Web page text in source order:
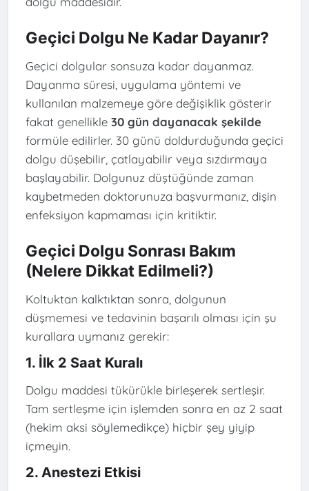
Geçici Dolgu Ne Kadar Dayanır?
Geçici dolgular sonsuza kadar dayanmaz.
Dayanma süresi, uygulama yöntemi ve
kullanılan malzemeye göre değişiklik gösterir
fakat genellikle 30 gün dayanacak şekilde
formüle edilirler. 30 günü doldurduğunda geçici
dolgu düşebilir, çatlayabilir veya sızdırmaya
başlayabilir. Dolgunuz düştüğünde zaman
kaybetmeden doktorunuza başvurmanız, dişin
enfeksiyon kapmaması için kritiktir.
Geçici Dolgu Sonrası Bakım
(Nelere Dikkat Edilmeli?)
Koltuktan kalktıktan sonra, dolgunun
düşmemesi ve tedavinin başarılı olması için şu
kurallara uymanız gerekir:
1. İlk 2 Saat Kuralı
Dolgu maddesi tükürükle birleşerek sertleşir.
Tam sertleşme için işlemden sonra en az 2 saat
(hekim aksi söylemedikçe) hiçbir şey yiyip
içmeyin.
2. Anestezi Etkisi